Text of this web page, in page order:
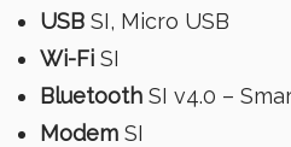
USB SI, Micro USB
Wi-Fi SI
Bluetooth SI v4.0 –
Modem SI